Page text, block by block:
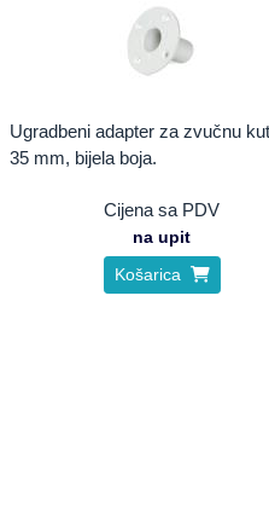
Ugradbeni adapter za zvučnu
35 mm, bijela boja.
Cijena sa PDV
na upit
Košarica